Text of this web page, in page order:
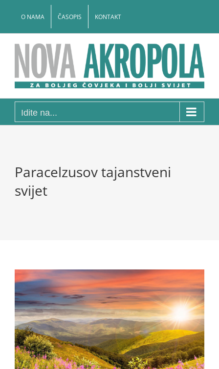
O NAMA ČASOPIS KONTAKT
Idite na...
Paracelzusov tajanstveni
svijet